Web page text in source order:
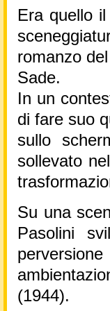
Era quello
romanzo
Sade.
In un
di fare suo
sullo
sollevato
Su una
Pasolini
(1944).